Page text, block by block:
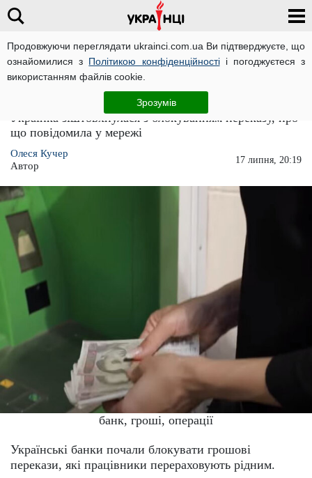
Продовжуючи переглядати ukrainci.com.ua Ви підтверджуєте, що
ознайомилися з Політикою конфіденційностіі погоджуєтеся з
використанням файлів cookie.
Зрозумів
Економіка
Банки стали блокувати перекази заробітчан
Українка зіштовхнулася з блокуванням переказу, про
що повідомила у мережі
Олеся Кучер
Автор
17 липня, 20:19
банк, гроші, операції
Українські банки почали блокувати грошові
перекази, які працівники перераховують рідним.